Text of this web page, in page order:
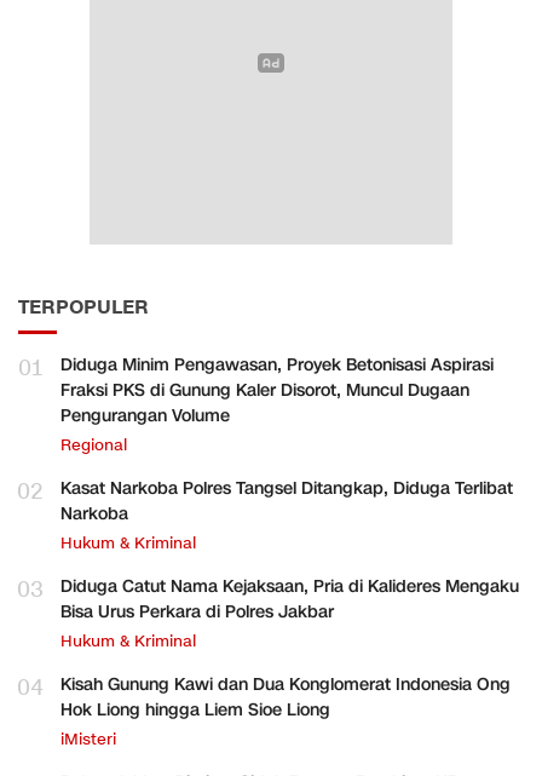
TERPOPULER
01
Diduga Minim Pengawasan, Proyek Betonisasi Aspirasi
Fraksi PKS di Gunung Kaler Disorot, Muncul Dugaan
Pengurangan Volume
Regional
02
Kasat Narkoba Polres Tangsel Ditangkap, Diduga Terlibat
Narkoba
Hukum & Kriminal
03
Diduga Catut Nama Kejaksaan, Pria di Kalideres Mengaku
Bisa Urus Perkara di Polres Jakbar
Hukum & Kriminal
04
Kisah Gunung Kawi dan Dua Konglomerat Indonesia Ong
Hok Liong hingga Liem Sioe Liong
iMisteri